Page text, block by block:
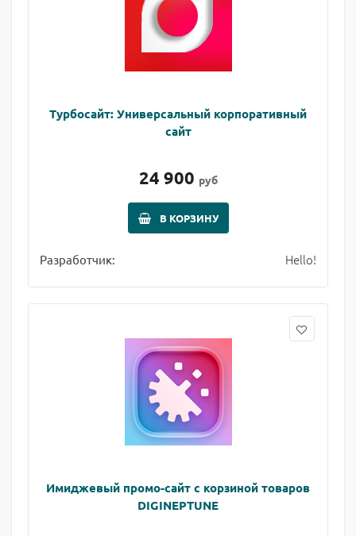
Турбосайт: Универсальный корпоративный
сайт
24 900 руб
В КОРЗИНУ
Разработчик: Hello!
Имиджевый промо-сайт с корзиной товаров
DIGINEPTUNE